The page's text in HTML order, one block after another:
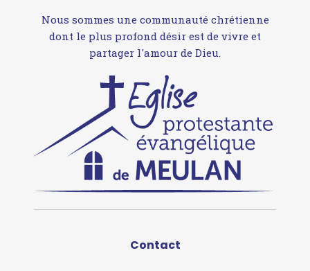
Nous sommes une communauté chrétienne
dont le plus profond désir est de vivre et
partager l'amour de Dieu.
Contact